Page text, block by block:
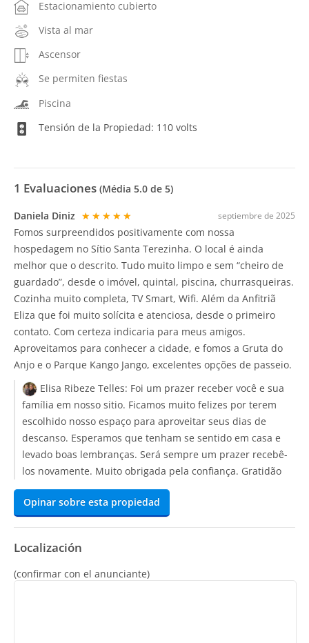
Estacionamiento cubierto
Vista al mar
Ascensor
Se permiten fiestas
Piscina
Tensión de la Propiedad: 110 volts
1 Evaluaciones (Média 5.0 de 5)
septiembre de 2025
Daniela Diniz ★★★★★
Fomos surpreendidos positivamente com nossa
hospedagem no Sítio Santa Terezinha. O local é ainda
melhor que o descrito. Tudo muito limpo e sem “cheiro de
guardado”, desde o imóvel, quintal, piscina, churrasqueiras.
Cozinha muito completa, TV Smart, Wifi. Além da Anfitriã
Eliza que foi muito solícita e atenciosa, desde o primeiro
contato. Com certeza indicaria para meus amigos.
Aproveitamos para conhecer a cidade, e fomos a Gruta do
Anjo e o Parque Kango Jango, excelentes opções de passeio.
Elisa Ribeze Telles: Foi um prazer receber você e sua
família em nosso sitio. Ficamos muito felizes por terem
escolhido nosso espaço para aproveitar seus dias de
descanso. Esperamos que tenham se sentido em casa e
levado boas lembranças. Será sempre um prazer recebê-
los novamente. Muito obrigada pela confiança. Gratidão
Opinar sobre esta propiedad
Localización
(confirmar con el anunciante)